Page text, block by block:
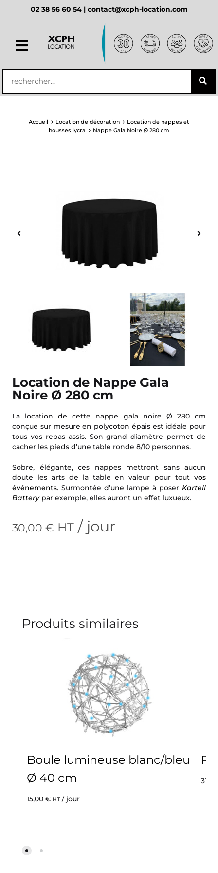
principal02 38 56 60 54 | contact@xcph-location.com
Accueil Location de décoration
Location de nappes et
housses lycra
Nappe Gala Noire Ø 280 cm
Location de Nappe Gala
Noire Ø 280 cm
La location de cette nappe gala noire Ø 280 cm
conçue sur mesure en polycoton épais est idéale pour
tous vos repas assis. Son grand diamètre permet de
cacher les pieds d’une table ronde 8/10 personnes.
Sobre, élégante, ces nappes mettront sans aucun
doute les arts de la table en valeur pour tout vos
événements. Surmontée d’une lampe à poser Kartell
Batterypar exemple, elles auront un effet luxueux.
30,00 € HT / jour
Produits similaires
Boule lumineuse blanc/bleu
Ø 40 cm
15,00 € HT/ jour